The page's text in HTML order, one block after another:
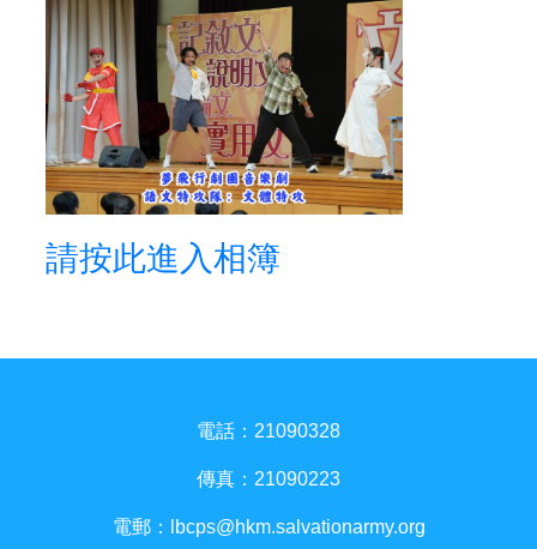
請按此進入相簿
電話：21090328
傳真：21090223
電郵： lbcps@hkm.salvationarmy.org